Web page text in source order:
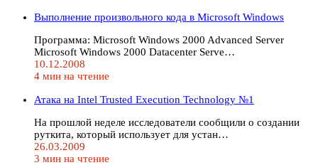
Выполнение произвольного кода в Microsoft Windows
Программа: Microsoft Windows 2000 Advanced Server
Microsoft Windows 2000 Datacenter Serve…
10.12.2008
4 мин на чтение
Атака на Intel Trusted Execution Technology №1
На прошлой неделе исследователи сообщили о создании
руткита, который использует для устан…
26.03.2009
3 мин на чтение